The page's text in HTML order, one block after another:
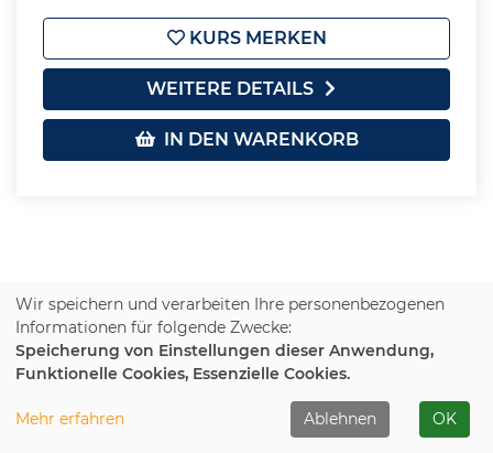
KURS MERKEN
WEITERE DETAILS
IN DEN WARENKORB
1 2
Wir speichern und verarbeiten Ihre personenbezogenen
Informationen für folgende Zwecke:
Speicherung von Einstellungen dieser Anwendung,
Funktionelle Cookies, Essenzielle Cookies.
Mehr erfahren Ablehnen OK